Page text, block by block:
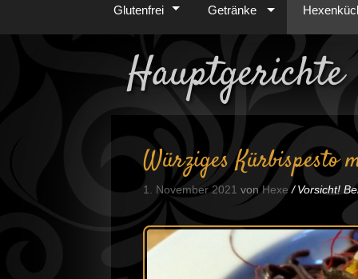
Glutenfrei Getränke
Hauptgerichte
Würziges Kürbispesto
1. November 2021 vonHexe Vorsicht!